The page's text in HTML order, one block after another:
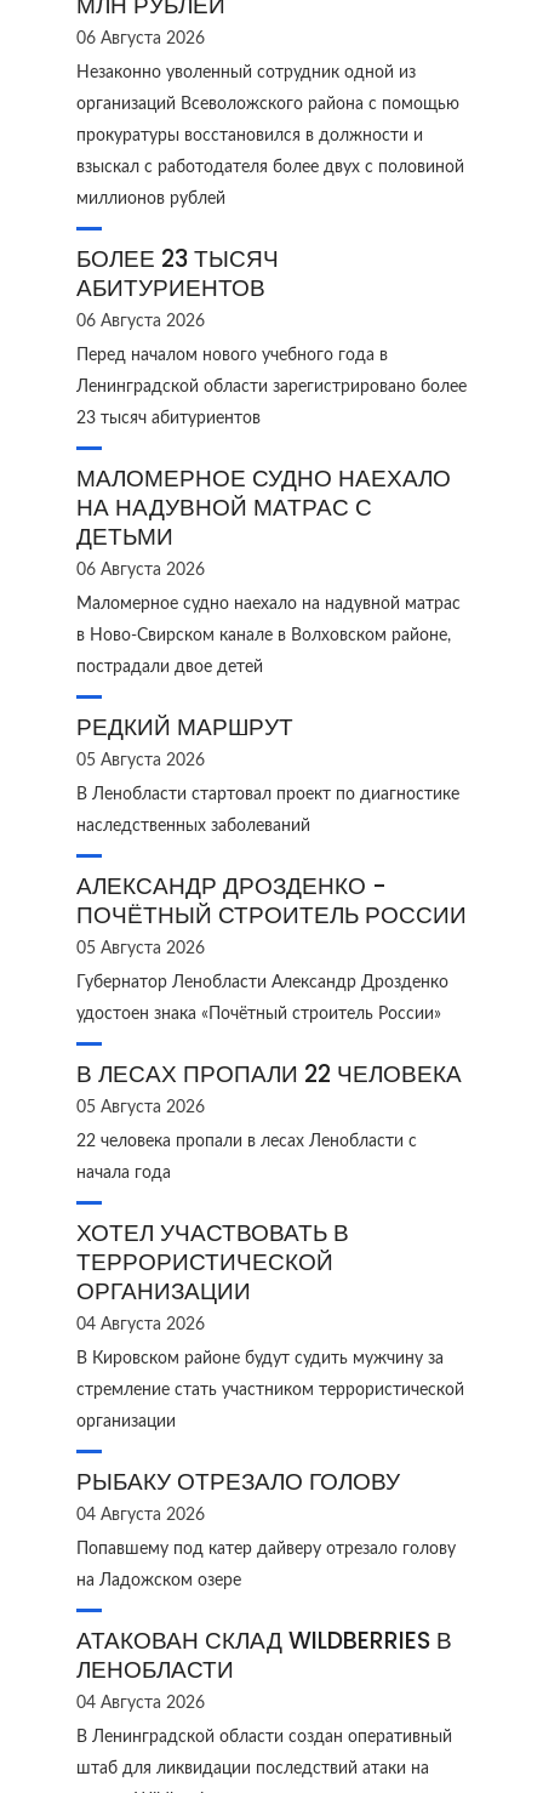
06 Августа 2026
Незаконно уволенный сотрудник одной из
организаций Всеволожского района с помощью
прокуратуры восстановился в должности и
взыскал с работодателя более двух с половиной
миллионов рублей
БОЛЕЕ 23 ТЫСЯЧ
АБИТУРИЕНТОВ
06 Августа 2026
Перед началом нового учебного года в
Ленинградской области зарегистрировано более
23 тысяч абитуриентов
МАЛОМЕРНОЕ СУДНО НАЕХАЛО
НА НАДУВНОЙ МАТРАС С
ДЕТЬМИ
06 Августа 2026
Маломерное судно наехало на надувной матрас
в Ново‑Свирском канале в Волховском районе,
пострадали двое детей
РЕДКИЙ МАРШРУТ
05 Августа 2026
В Ленобласти стартовал проект по диагностике
наследственных заболеваний
АЛЕКСАНДР ДРОЗДЕНКО -
ПОЧЁТНЫЙ СТРОИТЕЛЬ РОССИИ
05 Августа 2026
Губернатор Ленобласти Александр Дрозденко
удостоен знака «Почётный строитель России»
В ЛЕСАХ ПРОПАЛИ 22 ЧЕЛОВЕКА
05 Августа 2026
22 человека пропали в лесах Ленобласти с
начала года
ХОТЕЛ УЧАСТВОВАТЬ В
ТЕРРОРИСТИЧЕСКОЙ
ОРГАНИЗАЦИИ
04 Августа 2026
В Кировском районе будут судить мужчину за
стремление стать участником террористической
организации
РЫБАКУ ОТРЕЗАЛО ГОЛОВУ
04 Августа 2026
Попавшему под катер дайверу отрезало голову
на Ладожском озере
АТАКОВАН СКЛАД WILDBERRIES В
ЛЕНОБЛАСТИ
04 Августа 2026
В Ленинградской области создан оперативный
штаб для ликвидации последствий атаки на